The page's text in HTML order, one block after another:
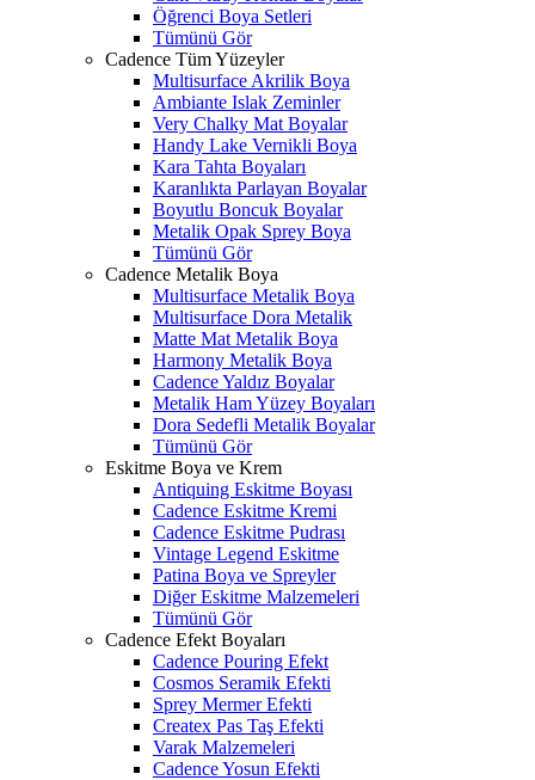
Öğrenci Boya Setleri
Tümünü Gör
Cadence Tüm Yüzeyler
Multisurface Akrilik Boya
Ambiante Islak Zeminler
Very Chalky Mat Boyalar
Handy Lake Vernikli Boya
Kara Tahta Boyaları
Karanlıkta Parlayan Boyalar
Boyutlu Boncuk Boyalar
Metalik Opak Sprey Boya
Tümünü Gör
Cadence Metalik Boya
Multisurface Metalik Boya
Multisurface Dora Metalik
Matte Mat Metalik Boya
Harmony Metalik Boya
Cadence Yaldız Boyalar
Metalik Ham Yüzey Boyaları
Dora Sedefli Metalik Boyalar
Tümünü Gör
Eskitme Boya ve Krem
Antiquing Eskitme Boyası
Cadence Eskitme Kremi
Cadence Eskitme Pudrası
Vintage Legend Eskitme
Patina Boya ve Spreyler
Diğer Eskitme Malzemeleri
Tümünü Gör
Cadence Efekt Boyaları
Cadence Pouring Efekt
Cosmos Seramik Efekti
Sprey Mermer Efekti
Createx Pas Taş Efekti
Varak Malzemeleri
Cadence Yosun Efekti